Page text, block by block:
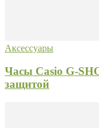
Аксессуары
Часы Casio G-
защитой